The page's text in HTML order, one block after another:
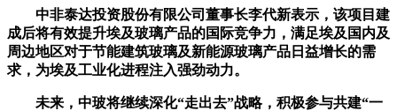
中非泰达投资股份有限公司董事长李代新表示，该项目建
成后将有效提升埃及玻璃产品的国际竞争力，满足埃及国内及
周边地区对于节能建筑玻璃及新能源玻璃产品日益增长的需
求，为埃及工业化进程注入强劲动力。
未来，中玻将继续深化“走出去”战略，积极参与共建“一